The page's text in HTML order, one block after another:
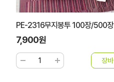
PE-2316무지봉투 100장/500장
7,900원